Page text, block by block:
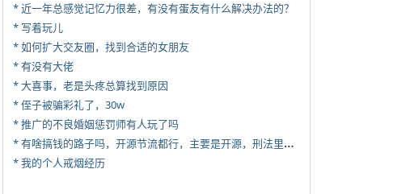
* 近一年总感觉记忆力很差，有没有蛋友有什么解决办法的？
* 写着玩儿
* 如何扩大交友圈，找到合适的女朋友
* 有没有大佬
* 大喜事，老是头疼总算找到原因
* 侄子被骗彩礼了，30w
* 推广的不良婚姻惩罚师有人玩了吗
*
有啥搞钱的路子吗，开源节流都行，主要是开源，刑法里的咱不做
* 我的个人戒烟经历